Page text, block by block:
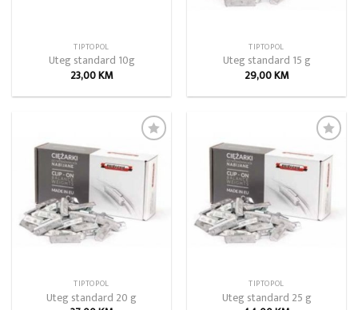
TIPTOPOL
Uteg standard 10g
23,00KM
TIPTOPOL
Uteg standard 15 g
29,00KM
Add to
wishlist
TIPTOPOL
Uteg standard 20 g
Add to
wishlist
TIPTOPOL
Uteg standard 25 g